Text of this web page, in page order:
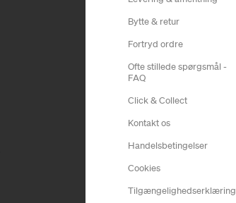
Bytte & retur
Fortryd ordre
Ofte stillede spørgsmål -
FAQ
Click & Collect
Kontakt os
Handelsbetingelser
Cookies
Tilgængelighedserklæring